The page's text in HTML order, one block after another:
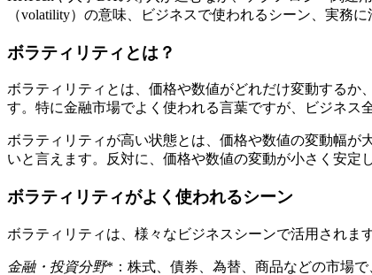
（volatility）の意味、ビジネスで使われるシーン、実務
ボラティリティとは？
ボラティリティとは、価格や数値がどれだけ変動するか
す。特に金融市場でよく使われる言葉ですが、ビジネス
ボラティリティが高い状態とは、価格や数値の変動幅
いと言えます。反対に、価格や数値の変動が小さく安定
ボラティリティがよく使われるシーン
ボラティリティは、様々なビジネスシーンで活用されます
金融・投資分野*：株式、債券、為替、商品などの市場